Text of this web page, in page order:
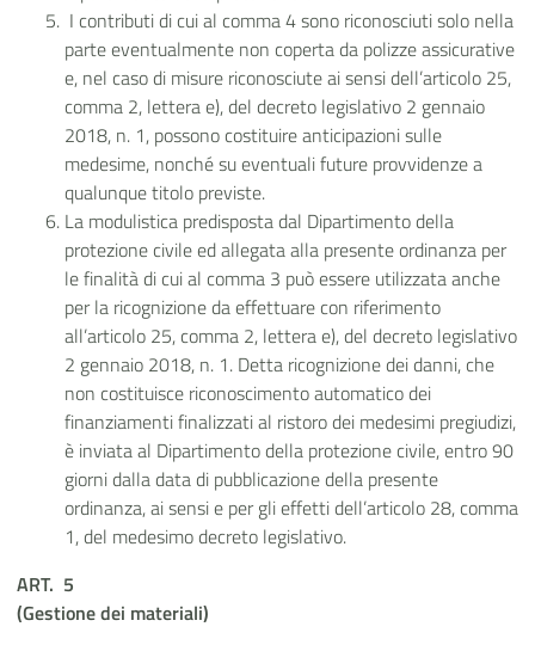
I contributi di cui al comma 4 sono riconosciuti solo nella
parte eventualmente non coperta da polizze assicurative
e, nel caso di misure riconosciute ai sensi dell’articolo 25,
comma 2, lettera e), del decreto legislativo 2 gennaio
2018, n. 1, possono costituire anticipazioni sulle
medesime, nonché su eventuali future provvidenze a
qualunque titolo previste.
La modulistica predisposta dal Dipartimento della
protezione civile ed allegata alla presente ordinanza per
le finalità di cui al comma 3 può essere utilizzata anche
per la ricognizione da effettuare con riferimento
all’articolo 25, comma 2, lettera e), del decreto legislativo
2 gennaio 2018, n. 1. Detta ricognizione dei danni, che
non costituisce riconoscimento automatico dei
finanziamenti finalizzati al ristoro dei medesimi pregiudizi,
è inviata al Dipartimento della protezione civile, entro 90
giorni dalla data di pubblicazione della presente
ordinanza, ai sensi e per gli effetti dell’articolo 28, comma
1, del medesimo decreto legislativo.
ART. 5
(Gestione dei materiali)